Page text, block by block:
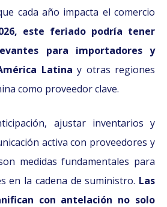
cada año impacta el comercio
este feriado podría tener
para importadores y
Latina y otras regiones
como proveedor clave.
ajustar inventarios y
activa con proveedores y
medidas fundamentales para
en la cadena de suministro. Las
con antelación no solo